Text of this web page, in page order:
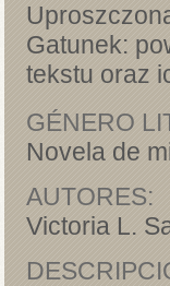
Gatunek:
tekstu oraz
GÉNERO
Novela de
AUTORES:
Victoria L.